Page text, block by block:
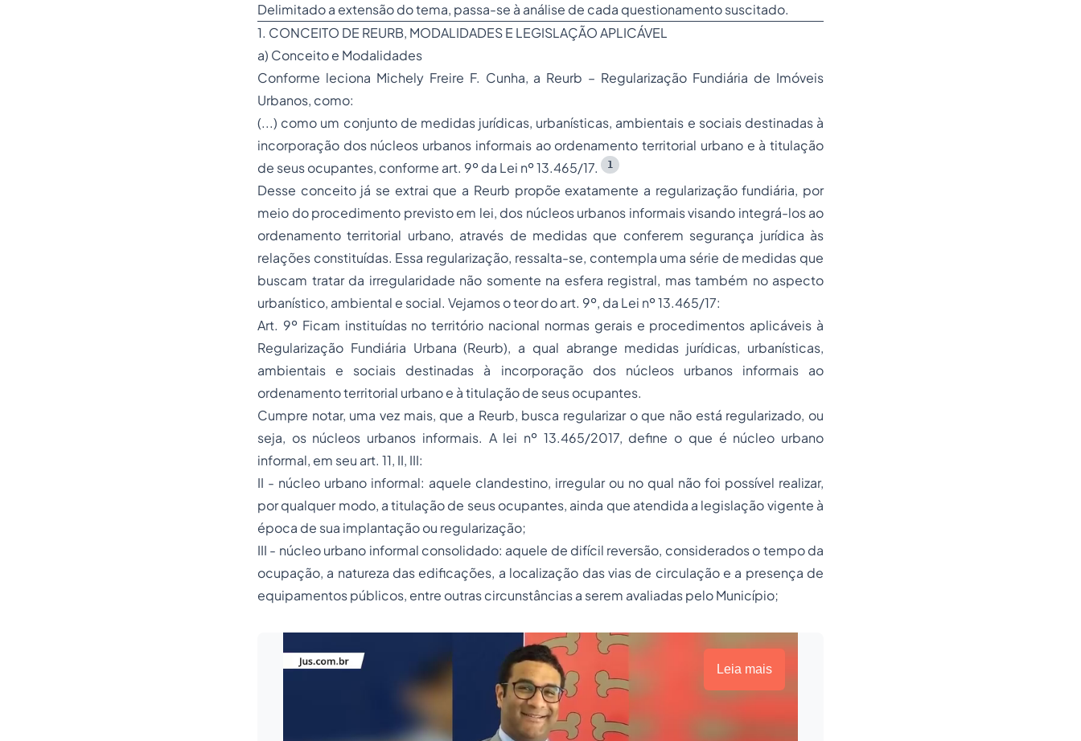
Delimitado a extensão do tema, passa-se à análise de cada questionamento suscitado.
1. CONCEITO DE REURB, MODALIDADES E LEGISLAÇÃO APLICÁVEL
a) Conceito e Modalidades
Conforme leciona Michely Freire F. Cunha, a Reurb – Regularização Fundiária de Imóveis
Urbanos, como:
(...) como um conjunto de medidas jurídicas, urbanísticas, ambientais e sociais destinadas à
incorporação dos núcleos urbanos informais ao ordenamento territorial urbano e à titulação
de seus ocupantes, conforme art. 9º da Lei nº 13.465/17.
1
Desse conceito já se extrai que a Reurb propõe exatamente a regularização fundiária, por
meio do procedimento previsto em lei, dos núcleos urbanos informais visando integrá-los ao
ordenamento territorial urbano, através de medidas que conferem segurança jurídica às
relações constituídas. Essa regularização, ressalta-se, contempla uma série de medidas que
buscam tratar da irregularidade não somente na esfera registral, mas também no aspecto
urbanístico, ambiental e social. Vejamos o teor do art. 9º, da Lei nº 13.465/17:
Art. 9º Ficam instituídas no território nacional normas gerais e procedimentos aplicáveis à
Regularização Fundiária Urbana (Reurb), a qual abrange medidas jurídicas, urbanísticas,
ambientais e sociais destinadas à incorporação dos núcleos urbanos informais ao
ordenamento territorial urbano e à titulação de seus ocupantes.
Cumpre notar, uma vez mais, que a Reurb, busca regularizar o que não está regularizado, ou
seja, os núcleos urbanos informais. A lei nº 13.465/2017, define o que é núcleo urbano
informal, em seu art. 11, II, III:
II - núcleo urbano informal: aquele clandestino, irregular ou no qual não foi possível realizar,
por qualquer modo, a titulação de seus ocupantes, ainda que atendida a legislação vigente à
época de sua implantação ou regularização;
III - núcleo urbano informal consolidado: aquele de difícil reversão, considerados o tempo da
ocupação, a natureza das edificações, a localização das vias de circulação e a presença de
equipamentos públicos, entre outras circunstâncias a serem avaliadas pelo Município;
Leia mais